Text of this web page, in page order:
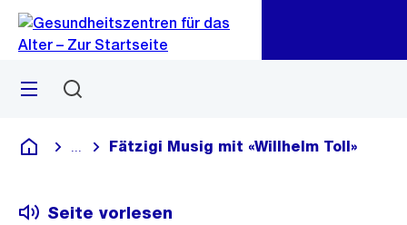
Navigation
Sprunglink
Menü
Gesundheitszentren für das Alter
Blende alle Breadcrumbs ein
Fätzigi Musig mit «Willhelm Toll»
Seite vorlesen